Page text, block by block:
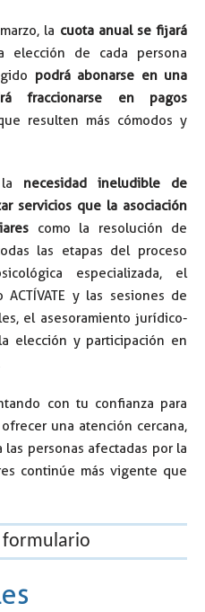
la cuota anual se fijará
elección de cada persona
podrá abonarse en una
fraccionarse en pagos
resulten más cómodos y
necesidad ineludible de
servicios que la asociación
como la resolución de
las etapas del proceso
especializada, el
y las sesiones de
el asesoramiento jurídico-
elección y participación en
con tu confianza para
una atención cercana,
personas afectadas por la
continúe más vigente que
formulario